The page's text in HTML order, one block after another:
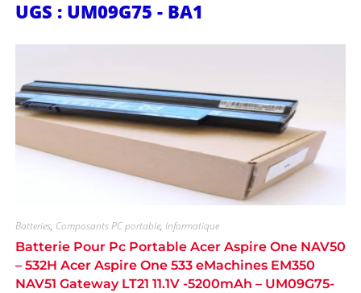
UGS : UM09G75 - BA1
Batteries, Composants PC portable, Informatique
Batterie Pour Pc Portable Acer Aspire One NAV50
– 532H Acer Aspire One 533 eMachines EM350
NAV51 Gateway LT21 11.1V -5200mAh – UM09G75-